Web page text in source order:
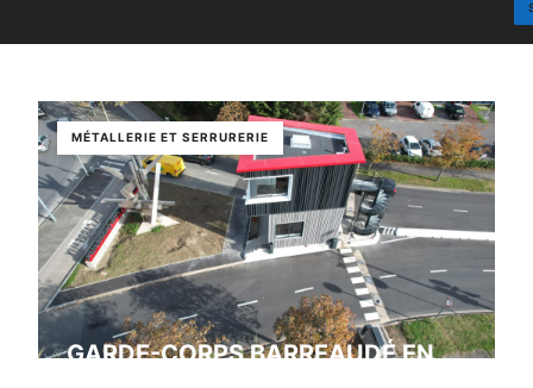
MÉTALLERIE ET SERRURERIE
GARDE-CORPS BARREAUDÉ EN